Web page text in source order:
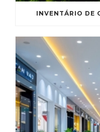
INVENTÁRIO DE